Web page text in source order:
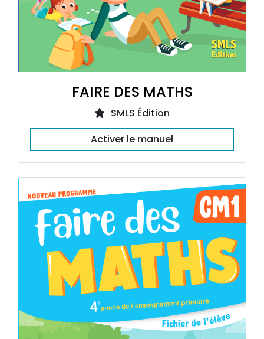
FAIRE DES MATHS
SMLS Édition
Activer le manuel